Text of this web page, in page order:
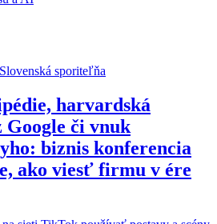
Slovenská sporiteľňa
harvardská
či vnuk
biznis konferencia
ako viesť firmu v ére